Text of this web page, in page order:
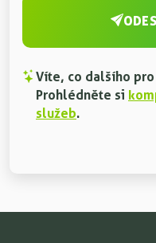
Víte, co dalšího
Prohlédněte si
služeb.